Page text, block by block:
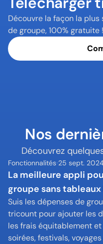
Découvre la façon la
de groupe, 100% gratuite !
Nos
Découvrez
Fonctionnalités 25 sept. 2024
La meilleure appli
groupe sans tableaux
Suis les dépenses de
tricount pour ajouter les
les frais équitablement
soirées, festivals,